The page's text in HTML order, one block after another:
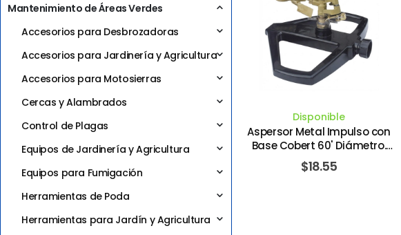
Disponible
Aspersor Metal Impulso con
Base Cobert 60' Diámetro.
LANDSCAPERS SELECT
$18.55
Mantenimiento de Áreas Verdes
Accesorios para Desbrozadoras
Accesorios para Jardinería y Agricultura
Accesorios para Motosierras
Cercas y Alambrados
Control de Plagas
Equipos de Jardinería y Agricultura
Equipos para Fumigación
Herramientas de Poda
Herramientas para Jardín y Agricultura